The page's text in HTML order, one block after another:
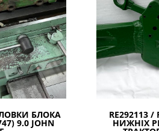
БЛОКА
9.0 JOHN
RE292113
НИЖНІХ